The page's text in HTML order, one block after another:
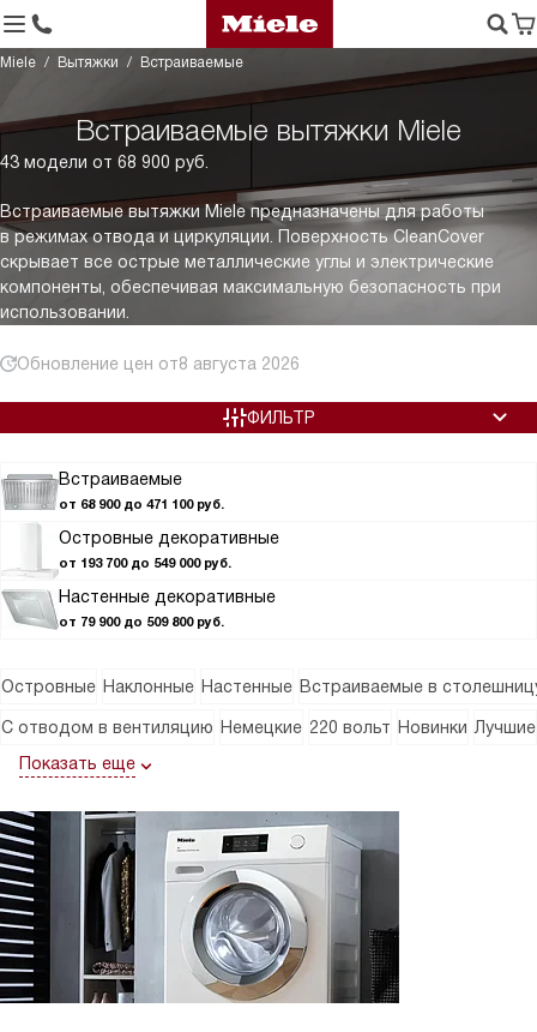
Miele Вытяжки Встраиваемые
Встраиваемые вытяжки Miele
43 модели от 68 900 руб.
Встраиваемые вытяжки Miele предназначены для работы
в режимах отвода и циркуляции. Поверхность CleanCover
скрывает все острые металлические углы и электрические
компоненты, обеспечивая максимальную безопасность при
использовании.
Обновление цен от8 августа 2026
Встраиваемые
от 68 900 до 471 100 руб.
Островные декоративные
от 193 700 до 549 000 руб.
Настенные декоративные
от 79 900 до 509 800 руб.
ФИЛЬТР
Островные Наклонные Настенные Встраиваемые в
С отводом в вентиляцию Немецкие 220 вольт Новинки Лучшие
Показать еще